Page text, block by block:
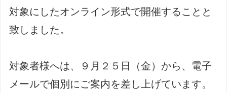
対象にしたオンライン形式で開催することと
致しました。
対象者様へは、９月２５日（金）から、電子
メールで個別にご案内を差し上げています。